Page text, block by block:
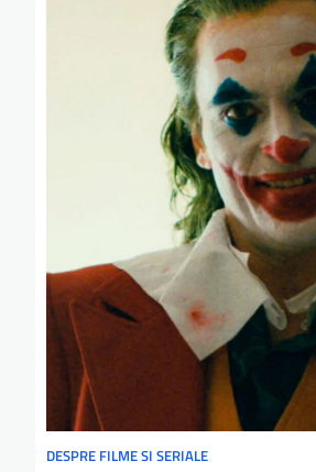
DESPRE FILME SI SERIALE